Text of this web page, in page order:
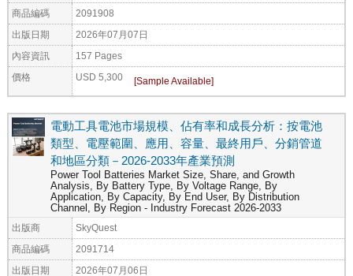
商品編碼 2091908
出版日期 2026年07月07日
內容資訊 157 Pages
價格 USD 5,300
電動工具電池市場規模、佔有率和成長分析：按電池
類型、電壓範圍、應用、容量、最終用戶、分銷管道
和地區分類－2026-2033年產業預測
Power Tool Batteries Market Size, Share, and Growth
Analysis, By Battery Type, By Voltage Range, By
Application, By Capacity, By End User, By Distribution
Channel, By Region - Industry Forecast 2026-2033
出版商 SkyQuest
商品編碼 2091714
出版日期 2026年07月06日